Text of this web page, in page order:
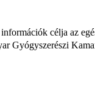
célja az
Gyógyszerészi